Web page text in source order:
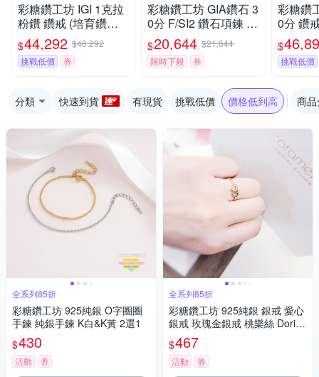
彩糖鑽工坊 IGI 1克拉
粉鑽 鑽戒 (培育鑽石
粉紅鑽石 彩鑽 FANC
Y VIVID PINK)
$44,292 $46,292
挑戰低價
券
彩糖鑽工坊 GIA鑽石 3
0分 F/SI2 鑽石項鍊 天
然鑽石 爍光 系列 (輕
珠寶 鑽石項鍊)
$20,644 $21,644
限時下殺
券
彩糖鑽
0分 鑽
石 輕
$
挑戰低價
分類 快速到貨 有現貨 挑戰低價 價格低到高 商
全系列85折
彩糖鑽工坊 925純銀 O字圈圈
手鍊 純銀手鍊 K白&K黃 2選1
$430
活動 券
全系列85折
彩糖鑽工坊 925純銀 銀戒 愛心
銀戒 玫瑰金銀戒 桃樂絲 Doris
系列
$467
活動 券